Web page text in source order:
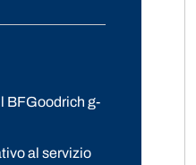
BFGoodrich g-
al servizio